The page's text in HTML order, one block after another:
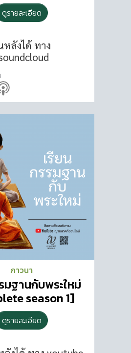
ดูรายละเอียด
ลังได้ ทาง
ภาวนา
มฐานกับพระใหม่
season 1]
ดูรายละเอียด